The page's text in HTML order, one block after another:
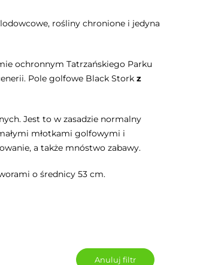
rośliny chronione i jedyna
ochronnym Tatrzańskiego Parku
Pole golfowe Black Stork z
Jest to w zasadzie normalny
młotkami golfowymi i
a także mnóstwo zabawy.
o średnicy 53 cm.